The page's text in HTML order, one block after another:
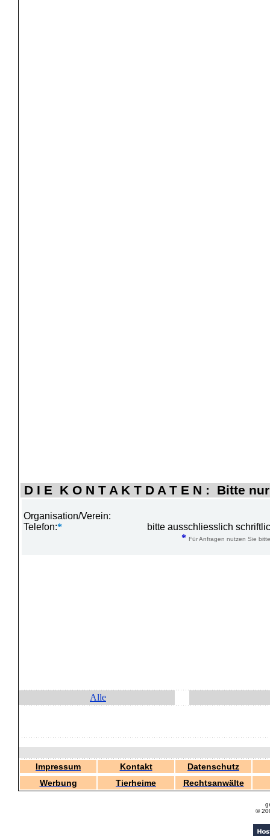
D I E K O N T A K T D A T E N : Bitte
Organisation/Verein:
Telefon:*
bitte ausschliesslich
* Für Anfragen nutzen Sie
Alle
Impressum Kontakt
Datenschutz
Werbung
Tierheime Rechtsanwälte
©